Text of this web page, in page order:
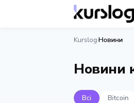
Kurslog›Новини
Новини
Всі Bitcoin